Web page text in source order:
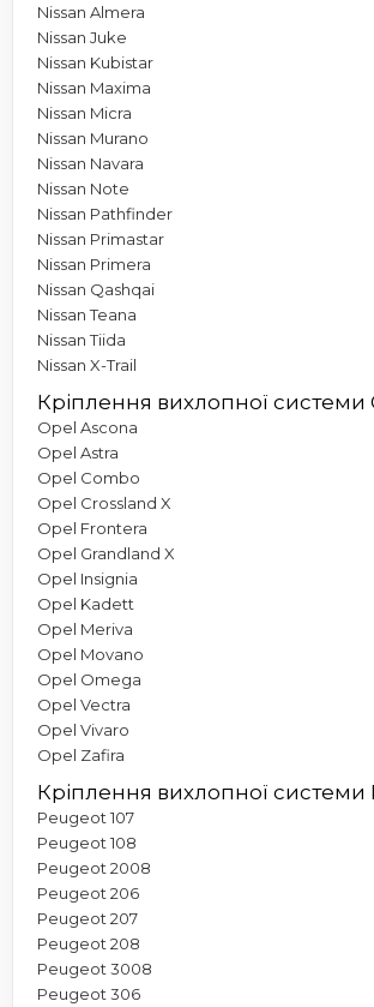
Nissan Almera
Nissan Juke
Nissan Kubistar
Nissan Maxima
Nissan Micra
Nissan Murano
Nissan Navara
Nissan Note
Nissan Pathfinder
Nissan Primastar
Nissan Primera
Nissan Qashqai
Nissan Teana
Nissan Tiida
Nissan X-Trail
Кріплення вихлопної системи
Opel Ascona
Opel Astra
Opel Combo
Opel Crossland X
Opel Frontera
Opel Grandland X
Opel Insignia
Opel Kadett
Opel Meriva
Opel Movano
Opel Omega
Opel Vectra
Opel Vivaro
Opel Zafira
Кріплення вихлопної
Peugeot 107
Peugeot 108
Peugeot 2008
Peugeot 206
Peugeot 207
Peugeot 208
Peugeot 3008
Peugeot 306